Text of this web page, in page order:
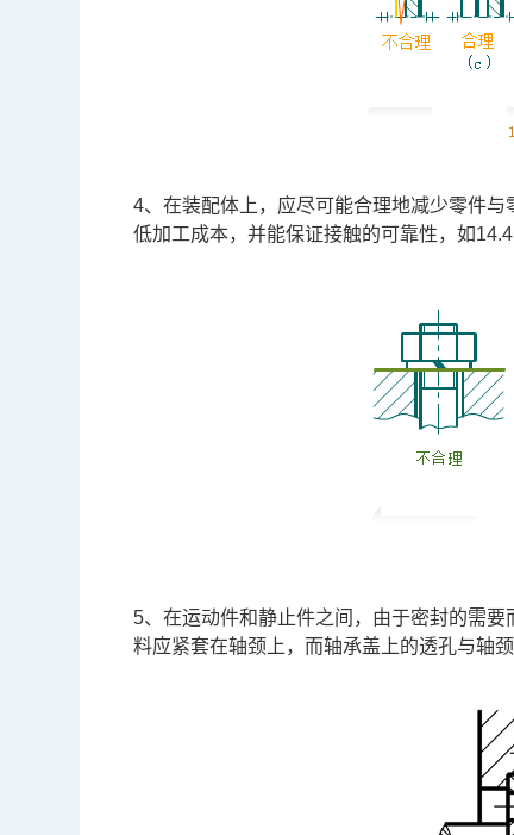
4、在装配体上，应尽可能合理地减少零件
低加工成本，并能保证接触的可靠性，如
5、在运动件和静止件之间，由于密封的需
料应紧套在轴颈上，而轴承盖上的透孔与轴